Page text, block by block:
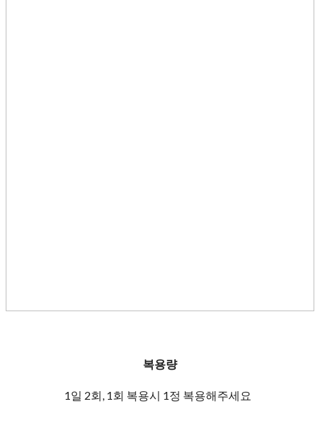
복용량
1일 2회, 1회 복용시 1정 복용해주세요